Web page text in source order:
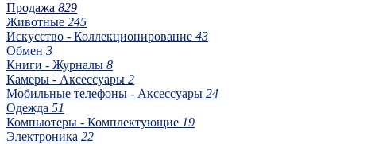
Продажа 829
Животные 245
Искусство - Коллекционирование 43
Обмен 3
Книги - Журналы 8
Камеры - Аксессуары 2
Мобильные телефоны - Аксессуары 24
Одежда 51
Компьютеры - Комплектующие 19
Электроника 22